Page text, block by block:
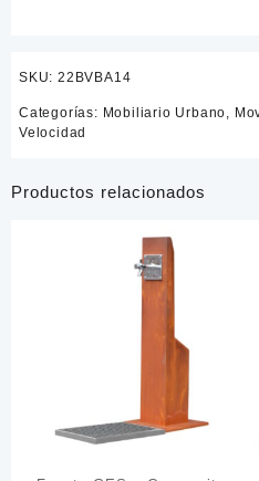
SKU: 22BVBA14
Categorías: Mobiliario Urbano,
Velocidad
Productos relacionados